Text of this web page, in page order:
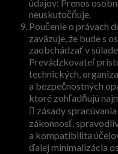
údajov: Prenos
neuskutočňuje.
Poučenie o právach
zaväzuje, že bude s
zaobchádzať v
Prevádzkovateľ
technických,
a bezpečnostných
ktoré zohľadňujú
 zásady
zákonnosť,
a kompatibilita
ďalej minimalizácia